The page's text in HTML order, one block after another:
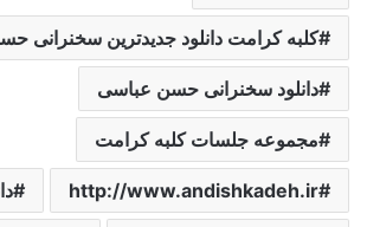
کلبه کرامت دانلود جدیدترین سخنرانی
دانلود سخنرانی حسن عباسی
مجموعه جلسات کلبه کرامت
http://www.andishkadeh.ir